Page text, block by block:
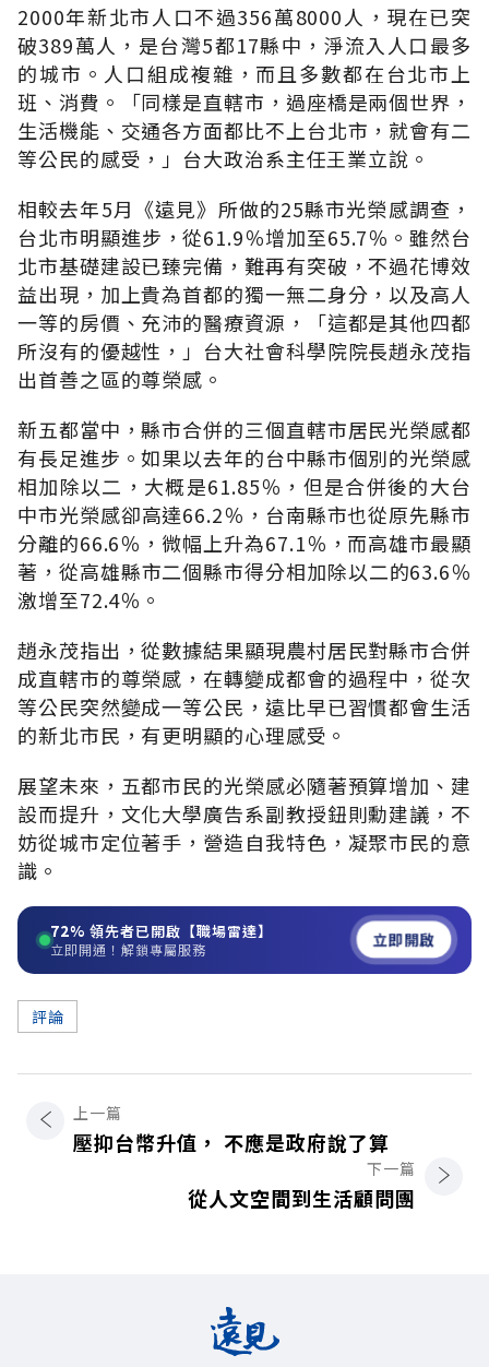
2000年新北市人口不過356萬8000人，現在已突
破389萬人，是台灣5都17縣中，淨流入人口最多
的城市。人口組成複雜，而且多數都在台北市上
班、消費。「同樣是直轄市，過座橋是兩個世界，
生活機能、交通各方面都比不上台北市，就會有二
等公民的感受，」台大政治系主任王業立說。
相較去年5月《遠見》所做的25縣市光榮感調查，
台北市明顯進步，從61.9％增加至65.7％。雖然台
北市基礎建設已臻完備，難再有突破，不過花博效
益出現，加上貴為首都的獨一無二身分，以及高人
一等的房價、充沛的醫療資源，「這都是其他四都
所沒有的優越性，」台大社會科學院院長趙永茂指
出首善之區的尊榮感。
新五都當中，縣市合併的三個直轄市居民光榮感都
有長足進步。如果以去年的台中縣市個別的光榮感
相加除以二，大概是61.85％，但是合併後的大台
中市光榮感卻高達66.2％，台南縣市也從原先縣市
分離的66.6％，微幅上升為67.1％，而高雄市最顯
著，從高雄縣市二個縣市得分相加除以二的63.6％
激增至72.4％。
趙永茂指出，從數據結果顯現農村居民對縣市合併
成直轄市的尊榮感，在轉變成都會的過程中，從次
等公民突然變成一等公民，遠比早已習慣都會生活
的新北市民，有更明顯的心理感受。
展望未來，五都市民的光榮感必隨著預算增加、建
設而提升，文化大學廣告系副教授鈕則勳建議，不
妨從城市定位著手，營造自我特色，凝聚市民的意
識。
72% 領先者已開啟【職場雷達】
立即開通！解鎖專屬服務 立即開啟
評論
上一篇
壓抑台幣升值， 不應是政府說了算
下一篇
從人文空間到生活顧問團